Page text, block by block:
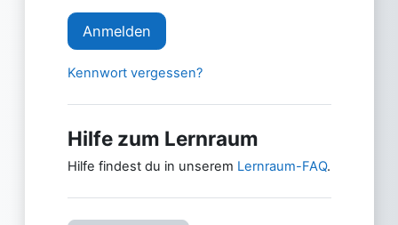
Anmelden
Kennwort vergessen?
Hilfe zum Lernraum
Hilfe findest du in unserem Lernraum-FAQ.